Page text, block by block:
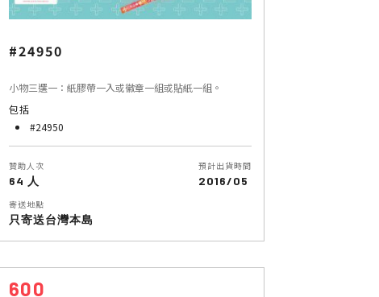
#24950
小物三選一：紙膠帶一入或徽章一組或貼紙一組。
包括
#24950
贊助人次
64 人
預計出貨時間
2016/05
寄送地點
只寄送台灣本島
600